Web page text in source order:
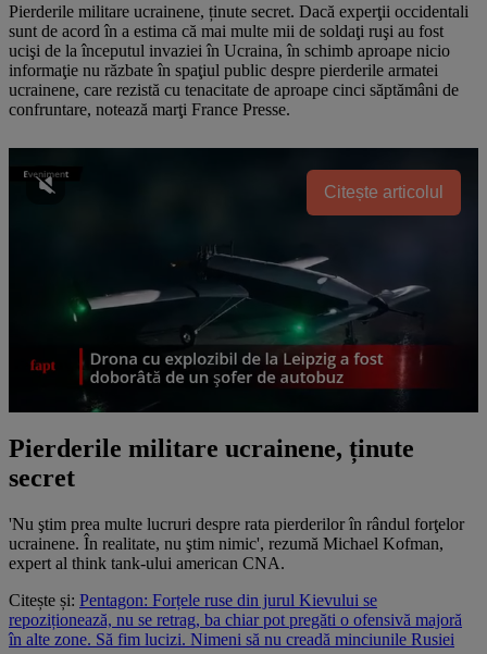
Pierderile militare ucrainene, ținute secret. Dacă experţii occidentali
sunt de acord în a estima că mai multe mii de soldaţi ruşi au fost
ucişi de la începutul invaziei în Ucraina, în schimb aproape nicio
informaţie nu răzbate în spaţiul public despre pierderile armatei
ucrainene, care rezistă cu tenacitate de aproape cinci săptămâni de
confruntare, notează marţi France Presse.
Citește articolul
Pierderile militare ucrainene, ținute
secret
'Nu ştim prea multe lucruri despre rata pierderilor în rândul forţelor
ucrainene. În realitate, nu ştim nimic', rezumă Michael Kofman,
expert al think tank-ului american CNA.
Citește și: Pentagon: Forțele ruse din jurul Kievului se
repoziționează, nu se retrag, ba chiar pot pregăti o ofensivă majoră
în alte zone. Să fim lucizi. Nimeni să nu creadă minciunile Rusiei